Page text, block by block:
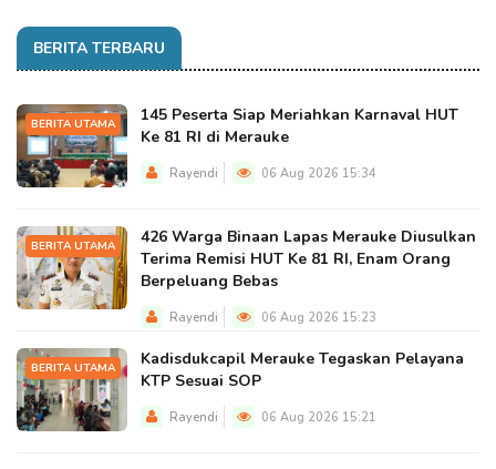
BERITA TERBARU
BERITA UTAMA
145 Peserta Siap Meriahkan Karnaval HUT
Ke 81 RI di Merauke
Rayendi 06 Aug 2026 15:34
BERITA UTAMA
426 Warga Binaan Lapas Merauke Diusulkan
Terima Remisi HUT Ke 81 RI, Enam Orang
Berpeluang Bebas
Rayendi 06 Aug 2026 15:23
BERITA UTAMA
Kadisdukcapil Merauke Tegaskan Pelayana
KTP Sesuai SOP
Rayendi 06 Aug 2026 15:21